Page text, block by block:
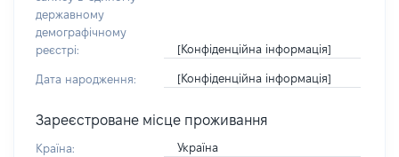
державному
демографічному
реєстрі:
[Конфіденційна інформація]
Дата народження: [Конфіденційна інформація]
Зареєстроване місце проживання
Країна: Україна